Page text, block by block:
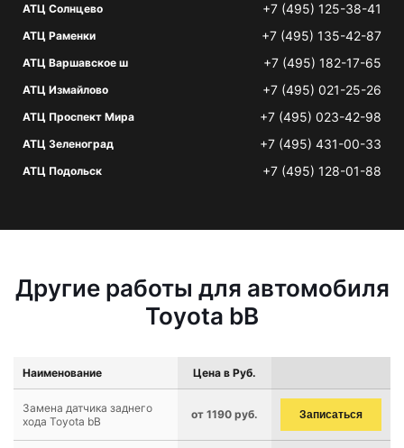
АТЦ Солнцево +7 (495) 125-38-41
АТЦ Раменки +7 (495) 135-42-87
АТЦ Варшавское ш +7 (495) 182-17-65
АТЦ Измайлово +7 (495) 021-25-26
АТЦ Проспект Мира +7 (495) 023-42-98
АТЦ Зеленоград +7 (495) 431-00-33
АТЦ Подольск +7 (495) 128-01-88
Другие работы для автомобиля
Toyota bB
Наименование Цена в Руб.
Замена датчика заднего
хода Toyota bB
от 1190 руб. Записаться